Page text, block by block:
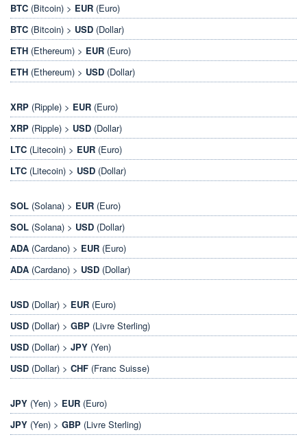
BTC (Bitcoin) > EUR (Euro)
BTC (Bitcoin) > USD (Dollar)
ETH (Ethereum) > EUR (Euro)
ETH (Ethereum) > USD (Dollar)
XRP (Ripple) > EUR (Euro)
XRP (Ripple) > USD (Dollar)
LTC (Litecoin) > EUR (Euro)
LTC (Litecoin) > USD (Dollar)
SOL (Solana) > EUR (Euro)
SOL (Solana) > USD (Dollar)
ADA (Cardano) > EUR (Euro)
ADA (Cardano) > USD (Dollar)
USD (Dollar) > EUR (Euro)
USD (Dollar) > GBP (Livre Sterling)
USD (Dollar) > JPY (Yen)
USD (Dollar) > CHF (Franc Suisse)
JPY (Yen) > EUR (Euro)
JPY (Yen) > GBP (Livre Sterling)